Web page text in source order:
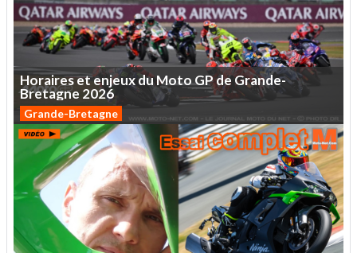
HorairesetenjeuxduMotoGPdeGrande-
Bretagne 2026
Grande-Bretagne